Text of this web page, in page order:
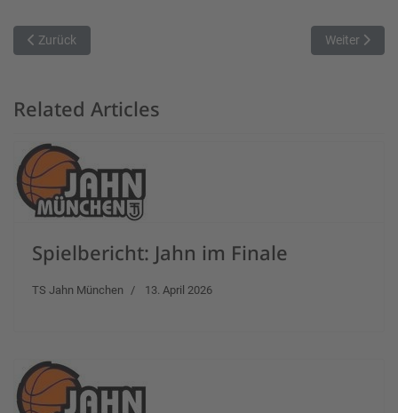
Vorheriger Beitrag: TTL Basketball Bamberg beim Tabellenführer
Zurück Nächster
Weiter
Related Articles
Spielbericht: Jahn im Finale
TS Jahn München 13. April 2026